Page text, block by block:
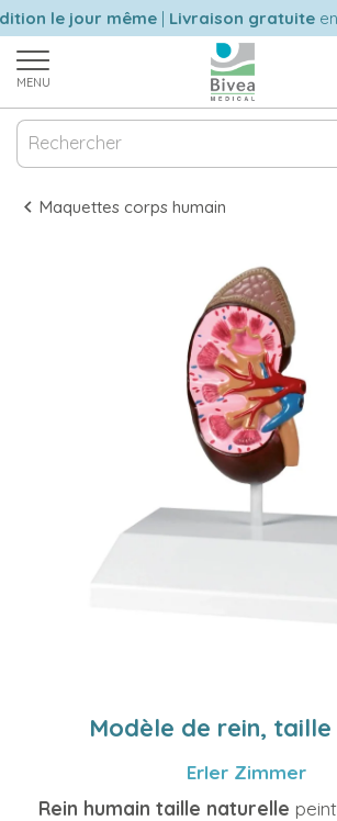
le jour même|Livraison gratuiteen
MENU
Maquettes corps humain
Modèle de rein,
Erler Zimmer
Rein humain taille naturelle